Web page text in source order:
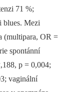
71 %;
blues. Mezi
(multipara, OR =
spontánní
p = 0,004;
vaginální